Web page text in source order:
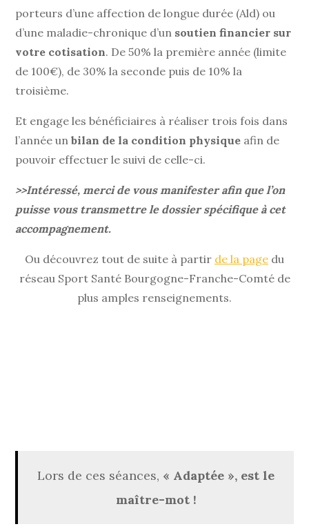
porteurs d’une affection de longue durée (Ald) ou
d’une maladie-chronique d’un soutien financier sur
votre cotisation. De 50% la première année (limite
de 100€), de 30% la seconde puis de 10% la
troisième.
Et engage les bénéficiaires à réaliser trois fois dans
l’année unbilan de la condition physique afin de
pouvoir effectuer le suivi de celle-ci.
>>Intéressé, merci de vous manifester afin que l’on
puisse vous transmettre le dossier spécifique à cet
accompagnement.
Ou découvrez tout de suite à partir de la page du
réseau Sport Santé Bourgogne-Franche-Comté de
plus amples renseignements.
Lors de ces séances, « Adaptée », est le
maître-mot !